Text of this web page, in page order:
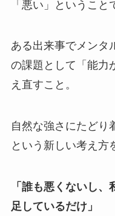
「悪い」ということ
ある出来事でメンタ
の課題として「能力
え直すこと。
自然な強さにたどり
という新しい考え方
「誰も悪くないし
足しているだけ」